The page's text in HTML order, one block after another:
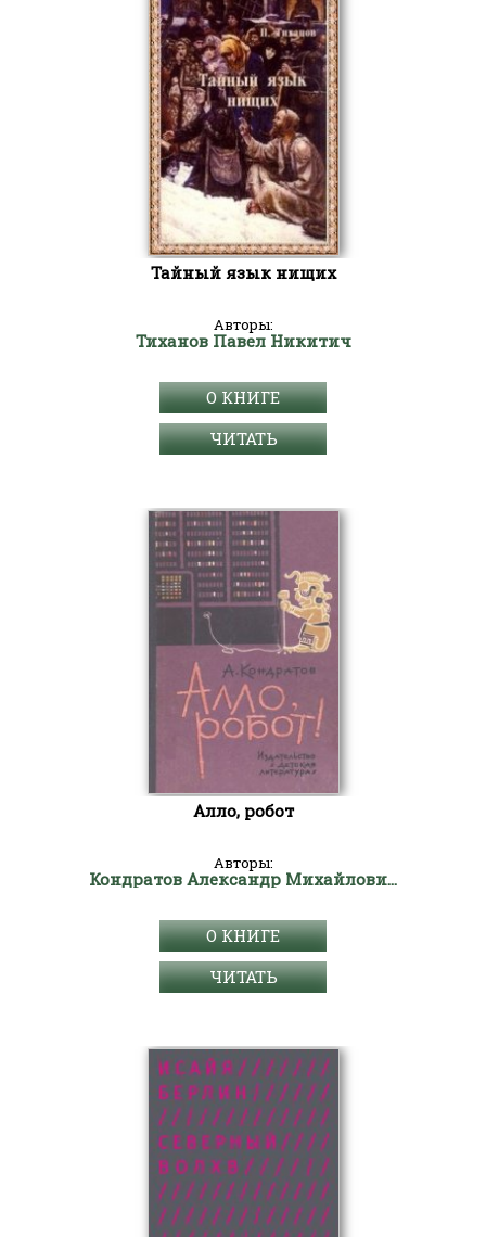
Тайный язык нищих
Авторы:
Тиханов Павел Никитич
О КНИГЕ
ЧИТАТЬ
Алло, робот
Авторы:
Кондратов Александр Михайлович
О КНИГЕ
ЧИТАТЬ